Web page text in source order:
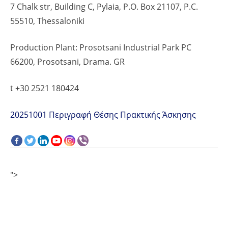
7 Chalk str, Building C, Pylaia, P.O. Box 21107, P.C.
55510, Thessaloniki
Production Plant: Prosotsani Industrial Park PC
66200, Prosotsani, Drama. GR
t +30 2521 180424
20251001 Περιγραφή Θέσης Πρακτικής Άσκησης
">